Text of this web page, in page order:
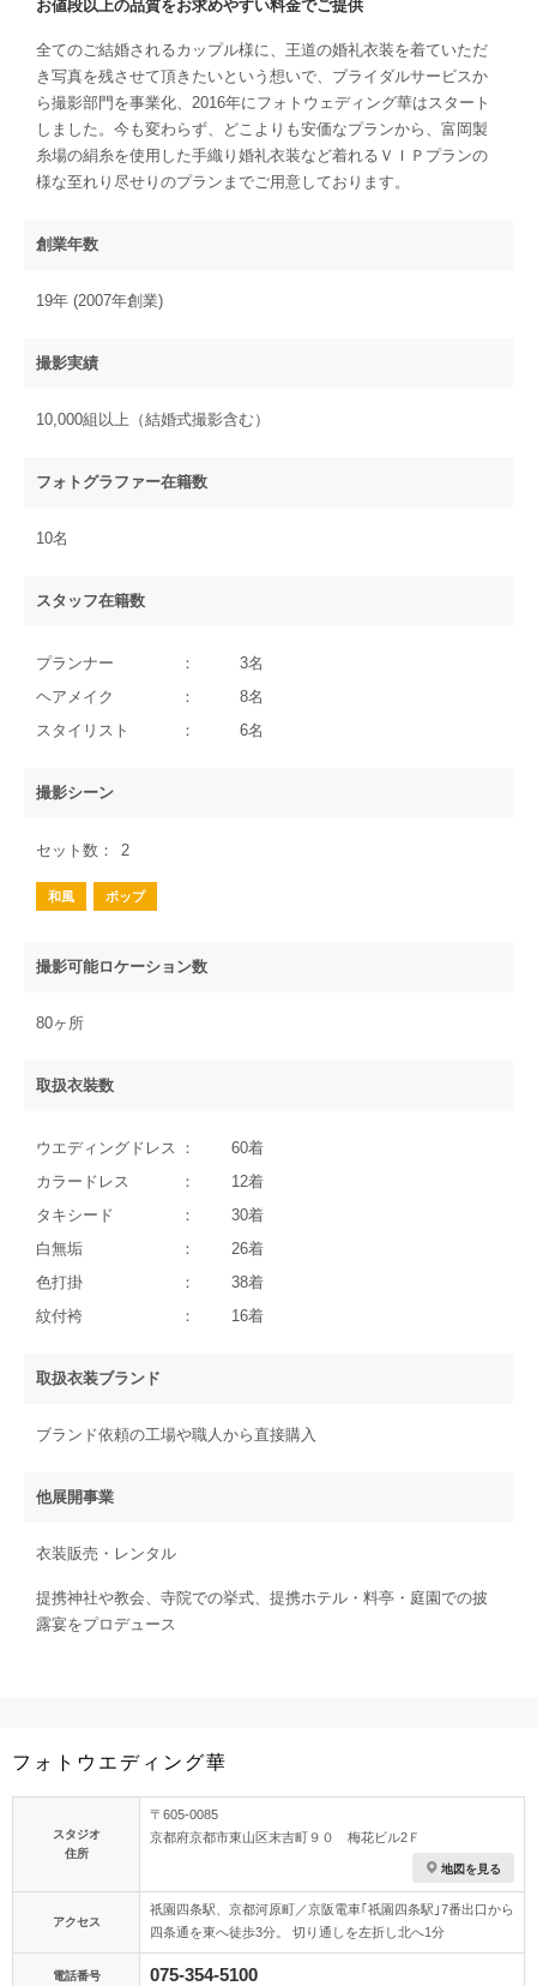
お値段以上の品質をお求めやすい料金でご提供
全てのご結婚されるカップル様に、王道の婚礼衣装を着ていただ
き写真を残させて頂きたいという想いで、ブライダルサービスか
ら撮影部門を事業化、2016年にフォトウェディング華はスタート
しました。今も変わらず、どこよりも安価なプランから、富岡製
糸場の絹糸を使用した手織り婚礼衣装など着れるＶＩＰプランの
様な至れり尽せりのプランまでご用意しております。
創業年数
19年 (2007年創業)
撮影実績
10,000組以上（結婚式撮影含む）
フォトグラファー在籍数
10名
スタッフ在籍数
プランナー
3名
ヘアメイク
8名
スタイリスト
6名
撮影シーン
セット数 2
和風 ポップ
撮影可能ロケーション数
80ヶ所
取扱衣裝数
ウエディングドレス
60着
カラードレス
12着
タキシード
30着
白無垢
26着
色打掛
38着
紋付袴
16着
取扱衣装ブランド
ブランド依頼の工場や職人から直接購入
他展開事業
衣装販売・レンタル
提携神社や教会、寺院での挙式、提携ホテル・料亭・庭園での披
露宴をプロデュース
フォトウエディング華
スタジオ
住所
〒605-0085
京都府京都市東山区末吉町９０ 梅花ビル2Ｆ
地図を見る
アクセス
祇園四条駅、京都河原町／京阪電車｢祇園四条駅｣7番出口から
四条通を東へ徒歩3分。 切り通しを左折し北へ1分
電話番号 075-354-5100